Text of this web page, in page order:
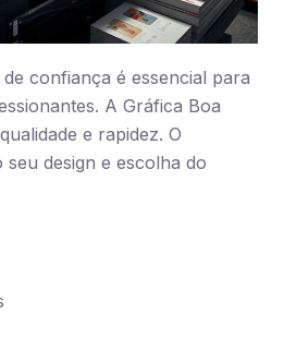
confiança é essencial para
A Gráfica Boa
e rapidez. O
design e escolha do